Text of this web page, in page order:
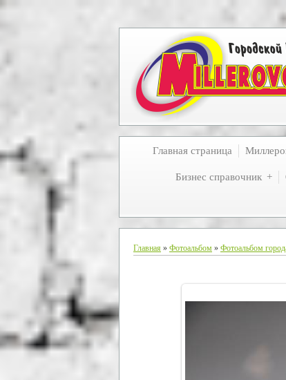
Главная страница
Бизнес справочник
Главная » Фотоальбом » Фотоальбом